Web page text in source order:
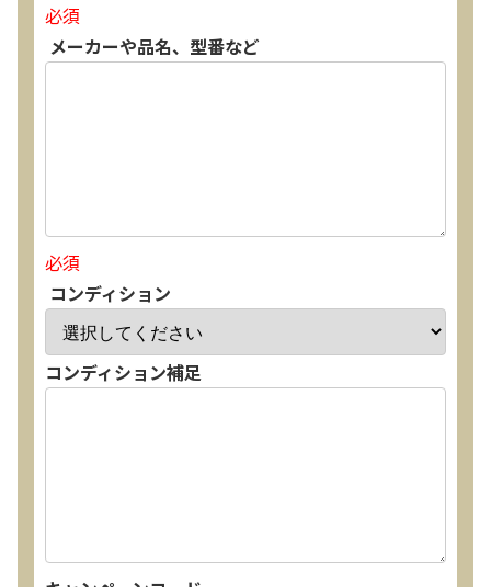
必須
メーカーや品名、型番など
必須
コンディション
コンディション補足